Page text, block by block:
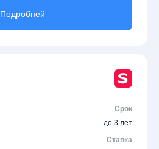
Подробней
Срок
до 3 лет
Ставка